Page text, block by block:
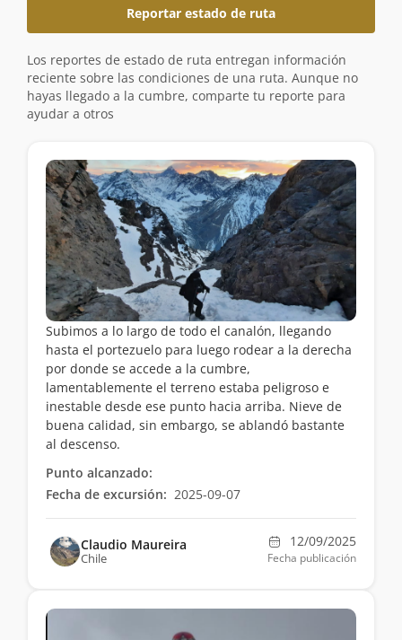
Reportar estado de ruta
Los reportes de estado de ruta entregan información
reciente sobre las condiciones de una ruta. Aunque no
hayas llegado a la cumbre, comparte tu reporte para
ayudar a otros
Subimos a lo largo de todo el canalón, llegando
hasta el portezuelo para luego rodear a la derecha
por donde se accede a la cumbre,
lamentablemente el terreno estaba peligroso e
inestable desde ese punto hacia arriba. Nieve de
buena calidad, sin embargo, se ablandó bastante
al descenso.
Punto alcanzado:
Fecha de excursión: 2025-09-07
Claudio Maureira
Chile
12/09/2025
Fecha publicación